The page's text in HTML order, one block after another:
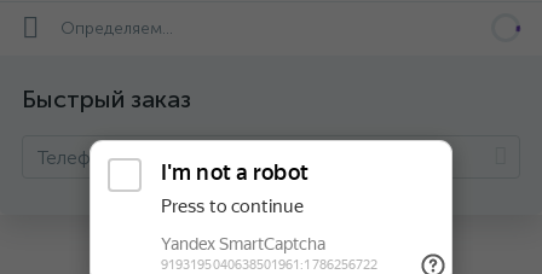
Определяем...
Быстрый заказ